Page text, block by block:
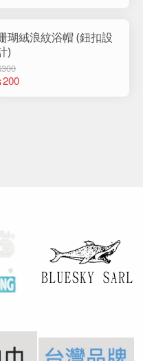
瑚絨浪紋浴帽 (鈕扣設
)
200